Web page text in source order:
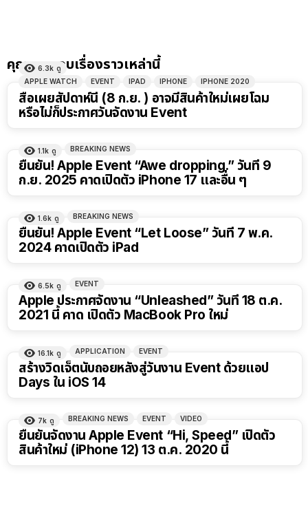
คุณอาจชอบเรื่องราวเหล่านี้
6.3k ดู
APPLE WATCH
EVENT IPAD IPHONE IPHONE 2020
สื่อเผยสัปดาห์นี้ (8 ก.ย. ) อาจมีสินค้าใหม่เผยโฉม
หรือไม่ก็ประกาศวันจัดงาน Event
1.1k ดู BREAKING NEWS
ยืนยัน! Apple Event “Awe dropping.” วันที่ 9
ก.ย. 2025 คาดเปิดตัว iPhone 17 และอื่น ๆ
1.6k ดู BREAKING NEWS
ยืนยัน! Apple Event “Let Loose” วันที่ 7 พ.ค.
2024 คาดเปิดตัว iPad
6.5k ดู EVENT
Apple ประกาศจัดงาน “Unleashed” วันที่ 18 ต.ค.
2021 นี้ คาด เปิดตัว MacBook Pro ใหม่
16.1k ดู APPLICATION EVENT
สร้างวิดเจ็ตนับถอยหลังสู่วันงาน Event ด้วยแอป
Days ใน iOS 14
7k ดู BREAKING NEWS EVENT VIDEO
ยืนยันจัดงาน Apple Event “Hi, Speed” เปิดตัว
สินค้าใหม่ (iPhone 12) 13 ต.ค. 2020 นี้